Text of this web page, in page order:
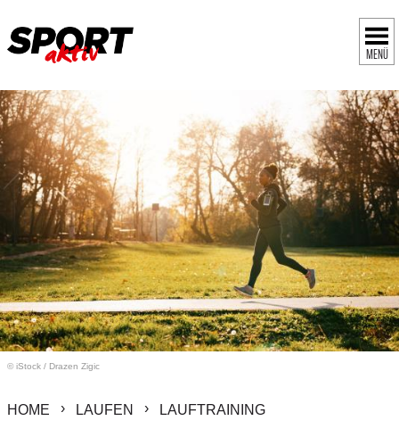
MENÜ
© iStock / Drazen Zigic
HOME LAUFEN LAUFTRAINING